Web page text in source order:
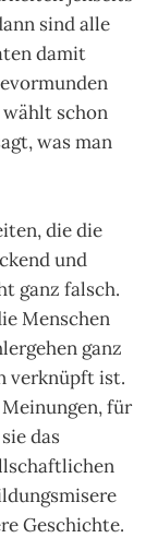
sind alle
damit
schon
was man
die die
und
ganz falsch.
Menschen
ganz
verknüpft ist.
für
das
Geschichte.